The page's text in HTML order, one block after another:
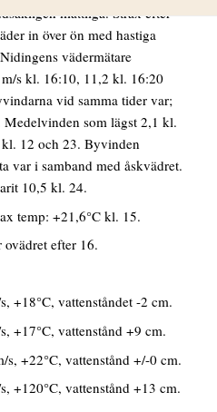
måttliga. Strax efter
in över ön med hastiga
vädermätare
s kl. 16:10, 11,2 kl. 16:20
vid samma tider var;
som lägst 2,1 kl.
12 och 23. Byvinden
var i samband med åskvädret.
10,5 kl. 24.
temp: +21,6°C kl. 15.
efter 16.
+18°C, vattenståndet -2 cm.
+17°C, vattenstånd +9 cm.
+22°C, vattenstånd +/-0 cm.
+120°C, vattenstånd +13 cm.